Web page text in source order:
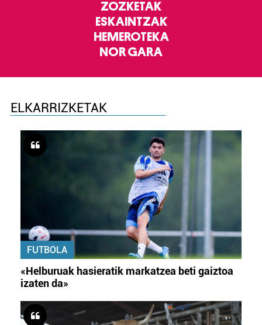
ZOZKETAK
ESKAINTZAK
HEMEROTEKA
NOR GARA
ELKARRIZKETAK
FUTBOLA
«Helburuak hasieratik markatzea beti gaiztoa
izaten da»